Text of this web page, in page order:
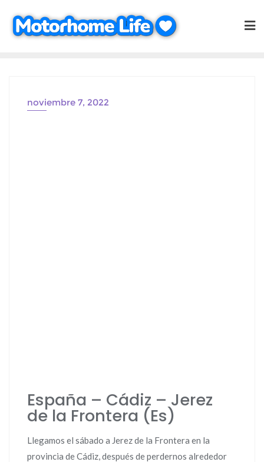
contenido
noviembre 7, 2022
España – Cádiz – Jerez
de la Frontera (Es)
Llegamos el sábado a Jerez de la Frontera en la
provincia de Cádiz, después de perdernos alrededor